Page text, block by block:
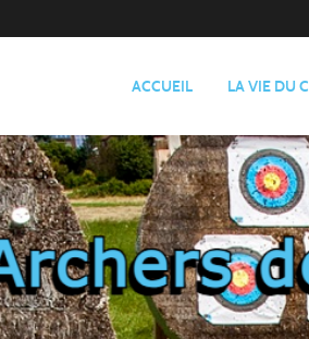
ACCUEIL LA VIE DU